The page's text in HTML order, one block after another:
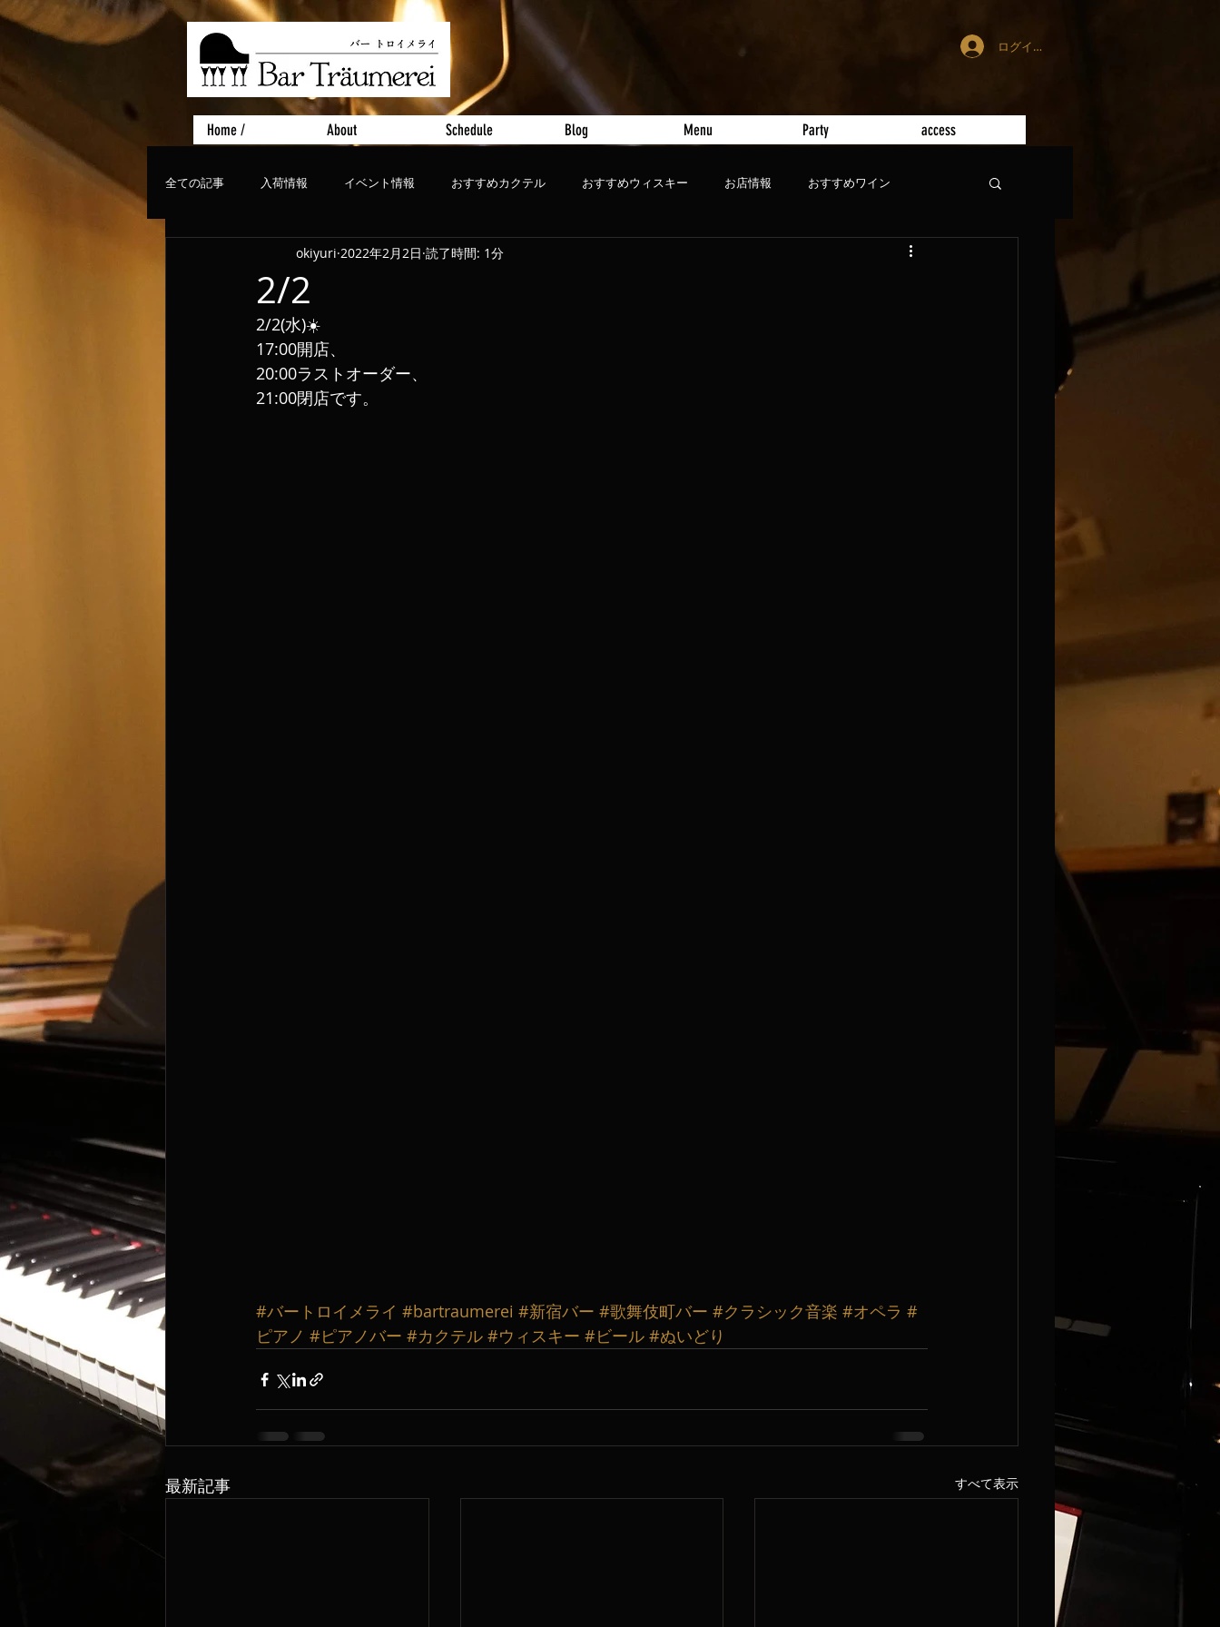
ログイン
Home / About Schedule Blog Menu Party access
全ての記事 入荷情報 イベント情報 おすすめカクテル おすすめウィスキー お店情報 おすすめワイン
ライブ、コンサート おすすめビール
2/2
okiyuri 2022年2月2日 読了時間: 1分
2/2(水)☀️
17:00開店、
20:00ラストオーダー、
21:00閉店です。
#バートロイメライ #bartraumerei #新宿バー #歌舞伎町バー #クラシック音楽 #オペラ #
ピアノ #ピアノバー #カクテル #ウィスキー #ビール #ぬいどり
最新記事 すべて表示